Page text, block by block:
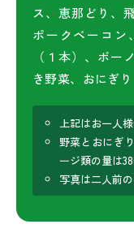
ス、恵那どり、
ポークベーコン
（１本）、ボー
き野菜、おにぎり
上記はお一人
野菜とおにぎ
ージ類の量は
写真は二人前